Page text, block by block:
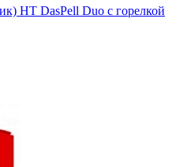
НT DasPell Duo с горелкой